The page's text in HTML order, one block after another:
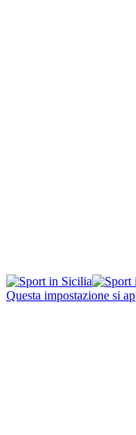
Questa impostazione si